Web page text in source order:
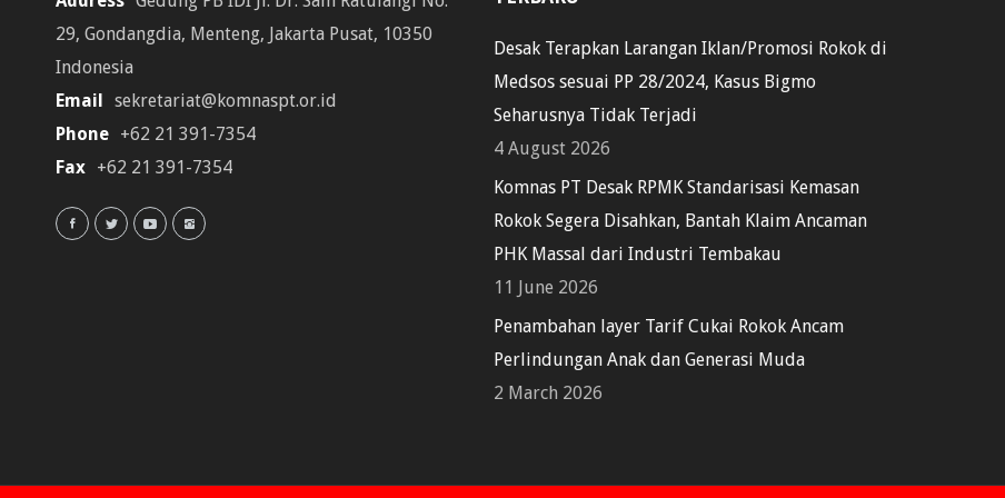
29, Gondangdia, Menteng, Jakarta Pusat, 10350
Indonesia
Email
sekretariat@komnaspt.or.id
Phone +62 21 391-7354
Fax +62 21 391-7354
Desak Terapkan Larangan Iklan/Promosi Rokok di
Medsos sesuai PP 28/2024, Kasus Bigmo
Seharusnya Tidak Terjadi
4 August 2026
Komnas PT Desak RPMK Standarisasi Kemasan
Rokok Segera Disahkan, Bantah Klaim Ancaman
PHK Massal dari Industri Tembakau
11 June 2026
Penambahan layer Tarif Cukai Rokok Ancam
Perlindungan Anak dan Generasi Muda
2 March 2026